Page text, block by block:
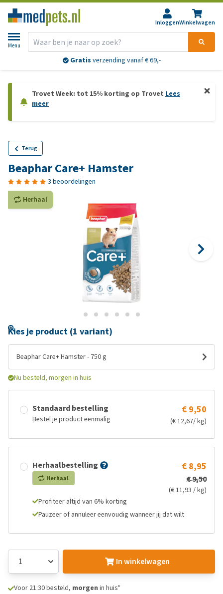
InloggenWinkelwagen
Menu
Gratis verzending vanaf € 69,-
Trovet Week: tot 15% korting op Trovet Lees
meer
Terug
Beaphar Care+ Hamster
3 beoordelingen
Herhaal
Kies je product (1 variant)
Beaphar Care+ Hamster - 750 g
Nu besteld, morgen in huis
Standaard bestelling
Bestel je product eenmalig
€ 9,50
(€ 12,67/ kg)
Herhaalbestelling
Herhaal
€ 8,95
€ 9,50
(€ 11,93 / kg)
Profiteer altijd van 6% korting
Pauzeer of annuleer eenvoudig wanneer jij dat wilt
In winkelwagen
Voor 21:30 besteld, morgen in huis*